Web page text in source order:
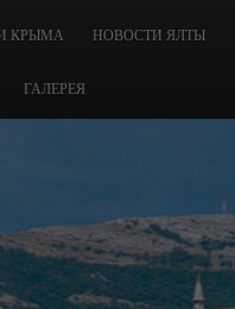
КРЫМА НОВОСТИ ЯЛТЫ
ГАЛЕРЕЯ